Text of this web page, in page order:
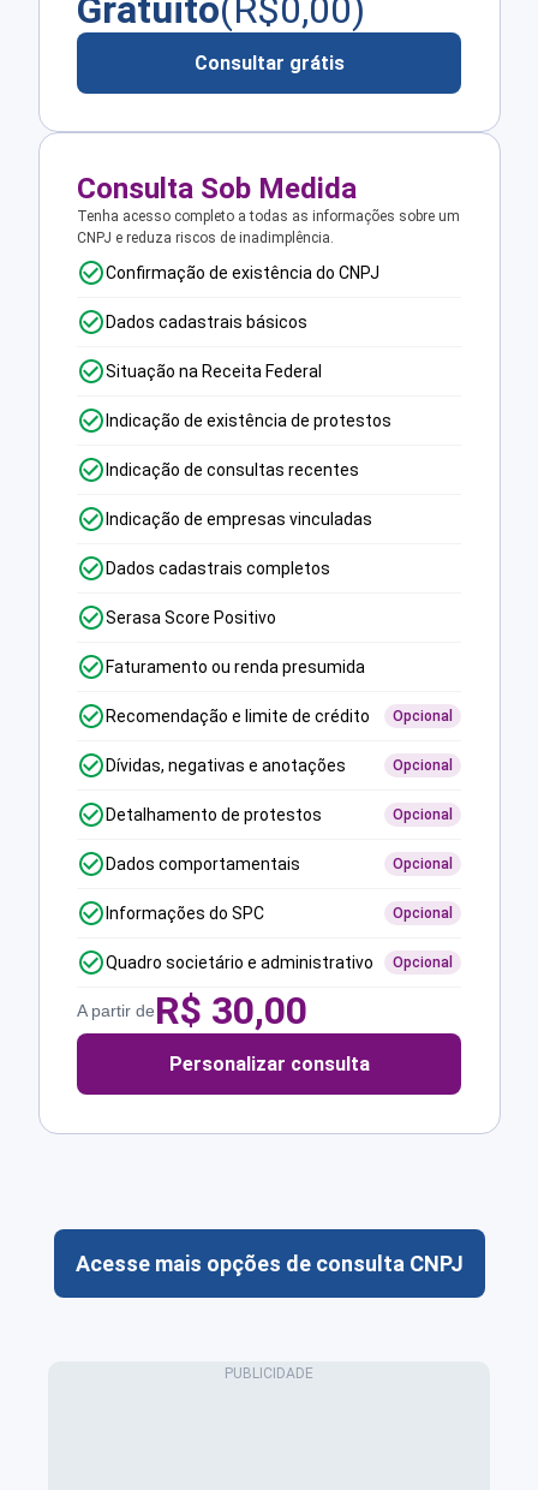
Gratuito(R$0,00)
Consultar grátis
Consulta Sob Medida
Tenha acesso completo a todas as informações sobre um
CNPJ e reduza riscos de inadimplência.
Confirmação de existência do CNPJ
Dados cadastrais básicos
Situação na Receita Federal
Indicação de existência de protestos
Indicação de consultas recentes
Indicação de empresas vinculadas
Dados cadastrais completos
Serasa Score Positivo
Faturamento ou renda presumida
Recomendação e limite de crédito Opcional
Dívidas, negativas e anotações Opcional
Detalhamento de protestos Opcional
Dados comportamentais Opcional
Informações do SPC Opcional
Quadro societário e administrativo Opcional
A partir deR$ 30,00
Personalizar consulta
Acesse mais opções de consulta CNPJ